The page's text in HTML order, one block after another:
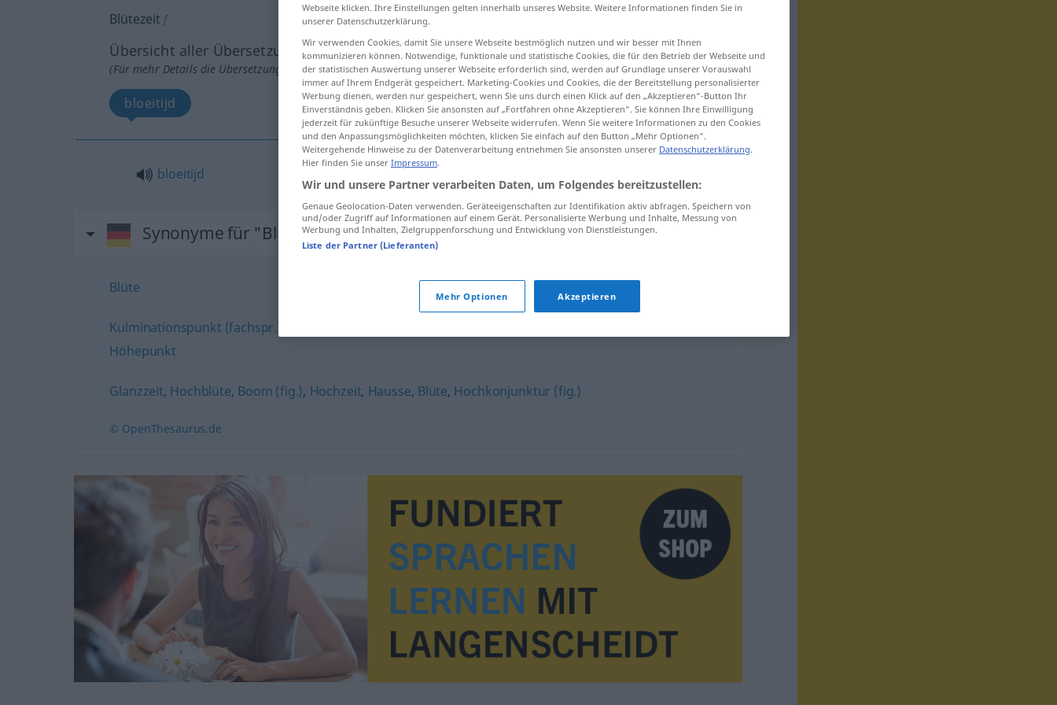
Blütezeit f
Übersicht aller Übersetzungen
(Für mehr Details die Übersetzung anklicken/antippen)
bloeitijd
bloeitijd
Synonyme für "Blütezeit"
Blüte
Kulminationspunkt (fachspr.)
Höhepunkt
Glanzzeit, Hochblüte, Boom (fig.), Hochzeit, Hausse, Blüte, Hochkonjunktur (fig.)
© OpenThesaurus.de
Webseite klicken. Ihre Einstellungen gelten innerhalb unseres Website. Weitere Informationen finden Sie in
unserer Datenschutzerklärung.
Wir verwenden Cookies, damit Sie unsere Webseite bestmöglich nutzen und wir besser mit Ihnen
kommunizieren können. Notwendige, funktionale und statistische Cookies, die für den Betrieb der Webseite und
der statistischen Auswertung unserer Webseite erforderlich sind, werden auf Grundlage unserer Vorauswahl
immer auf Ihrem Endgerät gespeichert. Marketing-Cookies und Cookies, die der Bereitstellung personalisierter
Werbung dienen, werden nur gespeichert, wenn Sie uns durch einen Klick auf den „Akzeptieren“-Button Ihr
Einverständnis geben. Klicken Sie ansonsten auf „Fortfahren ohne Akzeptieren“. Sie können Ihre Einwilligung
jederzeit für zukünftige Besuche unserer Webseite widerrufen. Wenn Sie weitere Informationen zu den Cookies
und den Anpassungsmöglichkeiten möchten, klicken Sie einfach auf den Button „Mehr Optionen“.
Weitergehende Hinweise zu der Datenverarbeitung entnehmen Sie ansonsten unserer Datenschutzerklärung.
Hier finden Sie unser Impressum.
Wir und unsere Partner verarbeiten Daten, um Folgendes bereitzustellen:
Genaue Geolocation-Daten verwenden. Geräteeigenschaften zur Identifikation aktiv abfragen. Speichern von
und/oder Zugriff auf Informationen auf einem Gerät. Personalisierte Werbung und Inhalte, Messung von
Werbung und Inhalten, Zielgruppenforschung und Entwicklung von Dienstleistungen.
Liste der Partner (Lieferanten)
Mehr Optionen Akzeptieren